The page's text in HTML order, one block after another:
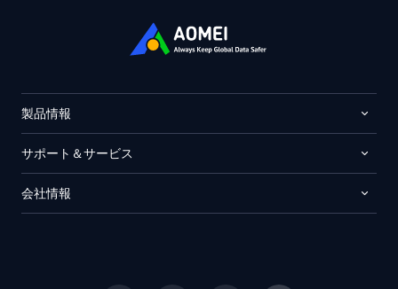
製品情報
サポート＆サービス
会社情報